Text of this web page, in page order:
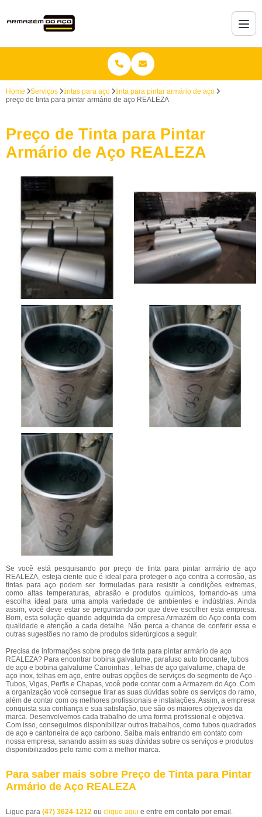
Home Serviços tintas para aço
tinta para pintar armário de aço
preço de tinta para pintar armário de aço REALEZA
Preço de Tinta para Pintar
Armário de Aço REALEZA
Se você está pesquisando por preço de tinta para pintar armário de aço
REALEZA, esteja ciente que é ideal para proteger o aço contra a corrosão, as
tintas para aço podem ser formuladas para resistir a condições extremas,
como altas temperaturas, abrasão e produtos químicos, tornando-as uma
escolha ideal para uma ampla variedade de ambientes e indústrias. Ainda
assim, você deve estar se perguntando por que deve escolher esta empresa.
Bom, esta solução quando adquirida da empresa Armazém do Aço conta com
qualidade e atenção a cada detalhe. Não perca a chance de conferir essa e
outras sugestões no ramo de produtos siderúrgicos a seguir.
Precisa de informações sobre preço de tinta para pintar armário de aço
REALEZA? Para encontrar bobina galvalume, parafuso auto brocante, tubos
de aço e bobina galvalume Canoinhas , telhas de aço galvalume, chapa de
aço inox, telhas em aço, entre outras opções de serviços do segmento de Aço -
Tubos, Vigas, Perfis e Chapas, você pode contar com a Armazem do Aço. Com
a organização você consegue tirar as suas dúvidas sobre os serviços do ramo,
além de contar com os melhores profissionais e instalações. Assim, a empresa
conquista sua confiança e sua satisfação, que são os maiores objetivos da
marca. Desenvolvemos cada trabalho de uma forma profissional e objetiva.
Com isso, conseguimos disponibilizar outros trabalhos, como tubos quadrados
de aço e cantoneira de aço carbono. Saiba mais entrando em contato com
nossa empresa, sanando assim as suas dúvidas sobre os serviços e produtos
disponibilizados pelo ramo com a melhor marca.
Para saber mais sobre Preço de Tinta para Pintar
Armário de Aço REALEZA
Ligue para (47) 3624-1212 ou clique aqui e entre em contato por email.